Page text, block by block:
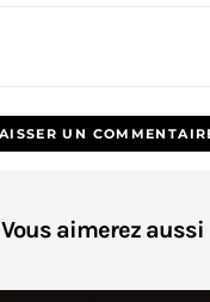
Vous aimerez aussi